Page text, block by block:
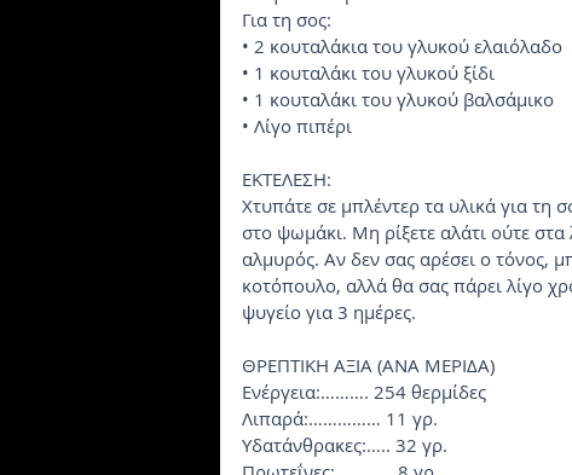
Για τη σος:
• 2 κουταλάκια του γλυκού ελαιόλαδο
• 1 κουταλάκι του γλυκού ξίδι
• 1 κουταλάκι του γλυκού βαλσάμικο
• Λίγο πιπέρι
EKTEΛEΣH:
Xτυπάτε σε μπλέντερ τα υλικά για τη
στο ψωμάκι. Mη ρίξετε αλάτι ούτε στα
αλμυρός. Aν δεν σας αρέσει ο τόνος,
κοτόπουλο, αλλά θα σας πάρει λίγο
ψυγείο για 3 ημέρες.
ΘPEΠTIKH AΞIA (ANA MEPIΔA)
Eνέργεια:………. 254 θερμίδες
Λιπαρά:…………… 11 γρ.
Yδατάνθρακες:….. 32 γρ.